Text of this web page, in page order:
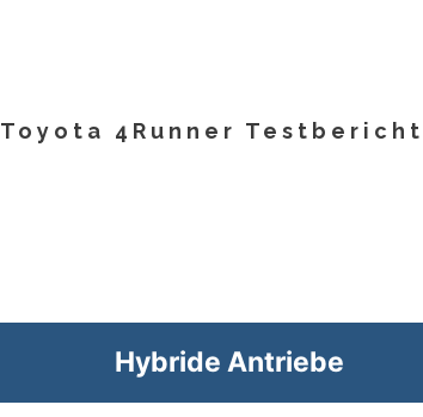
Toyota 4Runner Testbericht
Hybride Antriebe